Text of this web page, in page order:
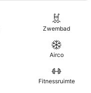
Zwembad
Airco
Fitnessruimte